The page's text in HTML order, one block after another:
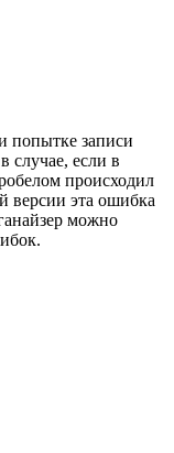
попытке записи
случае, если в
происходил
версии эта ошибка
можно